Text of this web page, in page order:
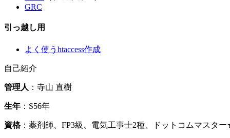
GRC
引っ越し用
よく使うhtaccess作成
自己紹介
管理人 ：寺山 直樹
生年 ：S56年
資格：薬剤師、FP3級、電気工事士2種、ドットコムマスタ